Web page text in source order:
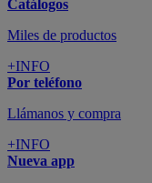
Catálogos
Miles de productos
+INFO
Por teléfono
Llámanos y compra
+INFO
Nueva app